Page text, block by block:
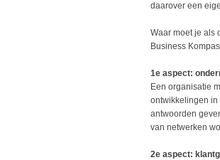
daarover een
Waar moet je als
Business
1e aspect:
Een organisatie
ontwikkelingen in
antwoorden
van netwerken
2e aspect: